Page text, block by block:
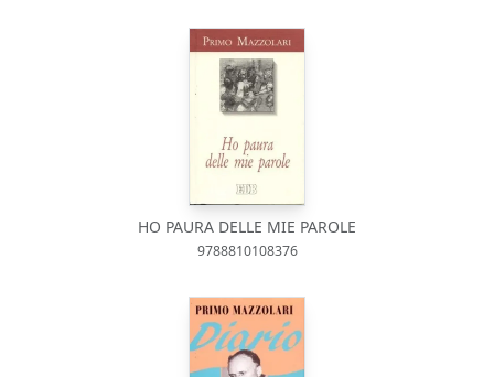
HO PAURA DELLE MIE PAROLE
9788810108376